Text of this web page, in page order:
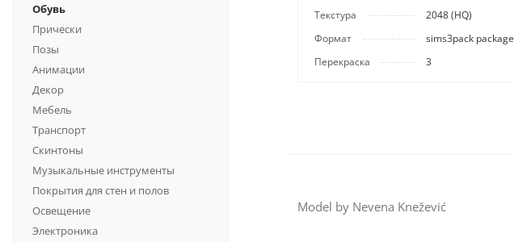
Обувь
Прически
Позы
Анимации
Декор
Мебель
Транспорт
Скинтоны
Музыкальные инструменты
Покрытия для стен и полов
Освещение
Электроника
Текстура
2048 (HQ)
Формат
sims3pack package
Перекраска
3
Model by Nevena Knežević